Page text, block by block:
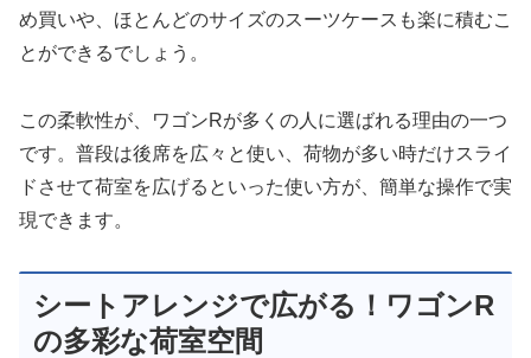
め買いや、ほとんどのサイズのスーツケースも楽に積むこ
とができるでしょう。
この柔軟性が、ワゴンRが多くの人に選ばれる理由の一つ
です。普段は後席を広々と使い、荷物が多い時だけスライ
ドさせて荷室を広げるといった使い方が、簡単な操作で実
現できます。
シートアレンジで広がる！ワゴンR
の多彩な荷室空間